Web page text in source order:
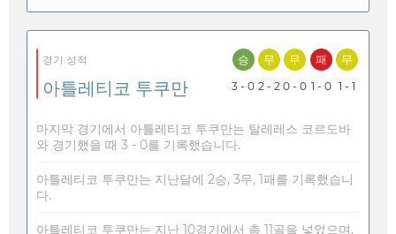
경기 성적
아틀레티코 투쿠만
승
3 - 0
무
2 - 2
무
0 - 0
패
1 - 0
무
1 - 1
마지막 경기에서 아틀레티코 투쿠만는 탈레레스 코르도바
와 경기했을 때 3 - 0를 기록했습니다.
아틀레티코 투쿠만는 지난달에 2승, 3무, 1패를 기록했습니
다.
아틀레티코 투쿠만는 지난 10경기에서 총 11골을 넣었으며,